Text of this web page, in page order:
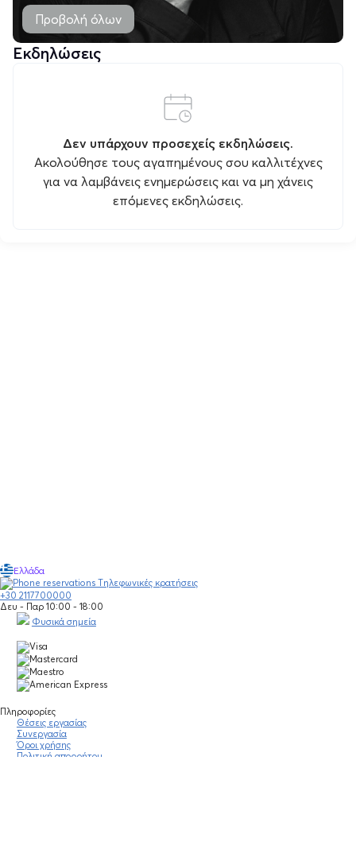
Προβολή όλων
Εκδηλώσεις
Δεν υπάρχουν προσεχείς εκδηλώσεις.
Ακολούθησε τους αγαπημένους σου καλλιτέχνες
για να λαμβάνεις ενημερώσεις και να μη χάνεις
επόμενες εκδηλώσεις.
Ελλάδα
Τηλεφωνικές κρατήσεις
+30 2117700000
Δευ - Παρ 10:00 - 18:00
Φυσικά σημεία
Πληροφορίες
Θέσεις εργασίας
Συνεργασία
Όροι χρήσης
Πολιτική απορρήτου